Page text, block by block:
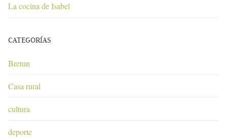
La cocina de Isabel
CATEGORÍAS
Bretun
Casa rural
cultura
deporte